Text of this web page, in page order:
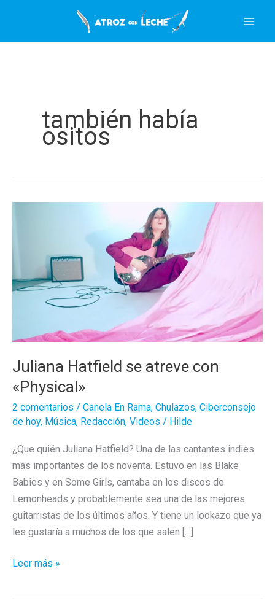
contenido
también había
ositos
Juliana Hatfield se atreve con
«Physical»
2 comentarios / Canela En Rama, Chulazos, Ciberconsejo
de hoy, Música, Redacción, Videos / Hilde
¿Que quién Juliana Hatfield? Una de las cantantes indies
más importantes de los noventa. Estuvo en las Blake
Babies y en Some Girls, cantaba en los discos de
Lemonheads y probablemente sea una de las mejores
guitarristas de los últimos años. Y tiene un lookazo que ya
les gustaría a muchos de los que salen […]
Juliana
Leer más »